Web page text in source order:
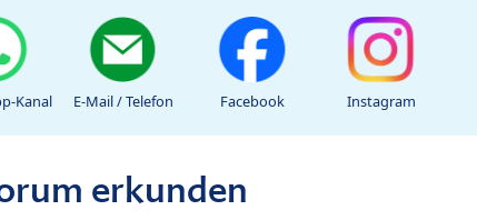
Kanal E-Mail / Telefon Facebook Instagram
erkunden